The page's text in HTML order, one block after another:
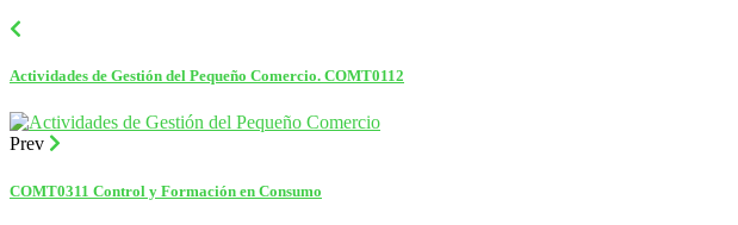
Actividades de Gestión del Pequeño Comercio. COMT0112
Prev
COMT0311 Control y Formación en Consumo